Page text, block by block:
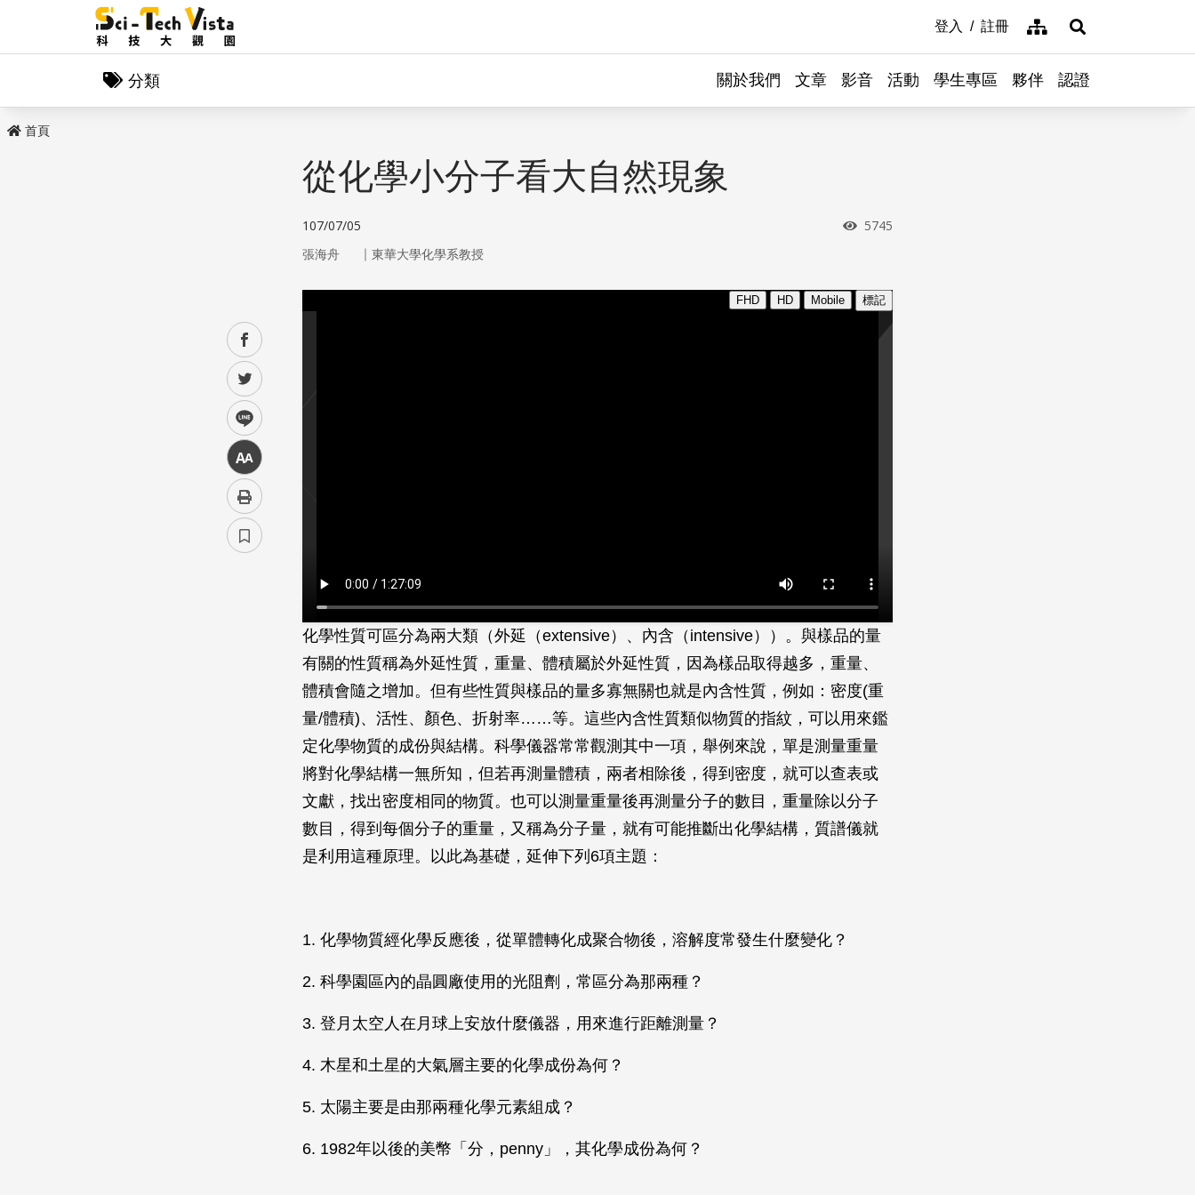
登入 註冊 網站導覽展開搜尋
分類 關於我們 文章 影音 活動 學生專區 夥伴 認證
首頁
facebook
twitter
line
中
從化學小分子看大自然現象
107/07/05 瀏覽次數
5745
張海舟 ｜ 東華大學化學系教授
化學性質可區分為兩大類（外延（extensive）、內含（intensive））。與樣品的量
有關的性質稱為外延性質，重量、體積屬於外延性質，因為樣品取得越多，重量、
體積會隨之增加。但有些性質與樣品的量多寡無關也就是內含性質，例如：密度(重
量/體積)、活性、顏色、折射率……等。這些內含性質類似物質的指紋，可以用來鑑
定化學物質的成份與結構。科學儀器常常觀測其中一項，舉例來說，單是測量重量
將對化學結構一無所知，但若再測量體積，兩者相除後，得到密度，就可以查表或
文獻，找出密度相同的物質。也可以測量重量後再測量分子的數目，重量除以分子
數目，得到每個分子的重量，又稱為分子量，就有可能推斷出化學結構，質譜儀就
是利用這種原理。以此為基礎，延伸下列6項主題：
1. 化學物質經化學反應後，從單體轉化成聚合物後，溶解度常發生什麼變化？
2. 科學園區內的晶圓廠使用的光阻劑，常區分為那兩種？
3. 登月太空人在月球上安放什麼儀器，用來進行距離測量？
4. 木星和土星的大氣層主要的化學成份為何？
5. 太陽主要是由那兩種化學元素組成？
6. 1982年以後的美幣「分，penny」，其化學成份為何？